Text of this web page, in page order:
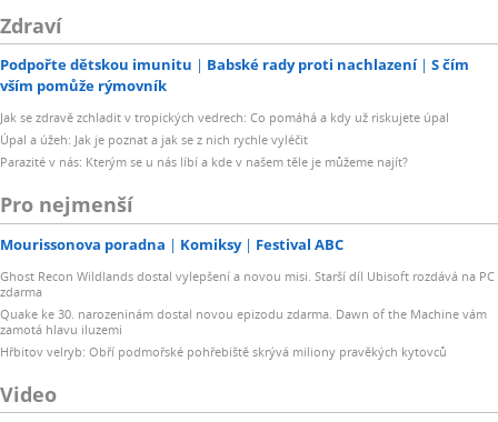
Zdraví
Podpořte dětskou imunitu Babské rady proti nachlazení
S čím
vším pomůže rýmovník
Jak se zdravě zchladit v tropických vedrech: Co pomáhá a kdy už riskujete úpal
Úpal a úžeh: Jak je poznat a jak se z nich rychle vyléčit
Parazité v nás: Kterým se u nás líbí a kde v našem těle je můžeme najít?
Pro nejmenší
Mourissonova poradna Komiksy Festival ABC
Ghost Recon Wildlands dostal vylepšení a novou misi. Starší díl Ubisoft rozdává na PC
zdarma
Quake ke 30. narozeninám dostal novou epizodu zdarma. Dawn of the Machine vám
zamotá hlavu iluzemi
Hřbitov velryb: Obří podmořské pohřebiště skrývá miliony pravěkých kytovců
Video